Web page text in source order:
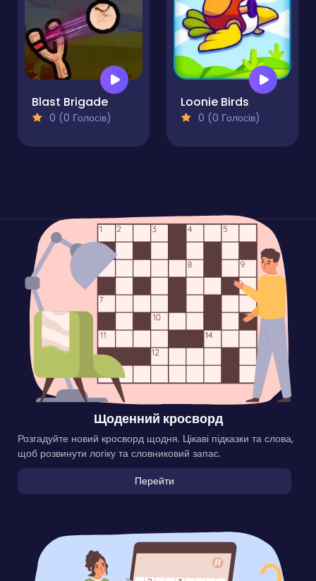
Blast Brigade
0 (0 Голосів)
Loonie Birds
0 (0 Голосів)
Щоденний кросворд
Розгадуйте новий кросворд щодня. Цікаві підказки та слова,
щоб розвинути логіку та словниковий запас.
Перейти